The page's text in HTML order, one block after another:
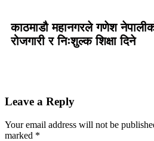
काठमाडौ महानगरले गणेश
रोजगारी र निःशुल्क शिक्षा दिने
Leave a Reply
Your email address will not be
marked *